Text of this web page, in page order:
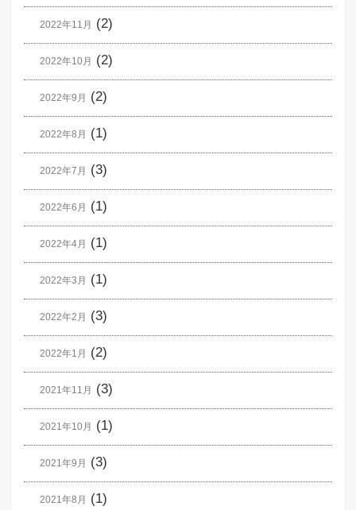
2022年11月 (2)
2022年10月 (2)
2022年9月 (2)
2022年8月 (1)
2022年7月 (3)
2022年6月 (1)
2022年4月 (1)
2022年3月 (1)
2022年2月 (3)
2022年1月 (2)
2021年11月 (3)
2021年10月 (1)
2021年9月 (3)
2021年8月 (1)